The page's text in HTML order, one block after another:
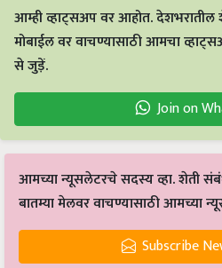
आम्ही व्हाट्सअप वर आहोत. देशभरातील
मोबाईल वर वाचण्यासाठी आमचा
से जुड़ें.
Join on
आमच्या न्यूसलेटरचे सदस्य व्हा. शेती
बातम्या मेलवर वाचण्यासाठी आमच्या
Subscribe